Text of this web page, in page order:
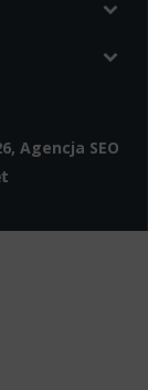
Agencja SEO